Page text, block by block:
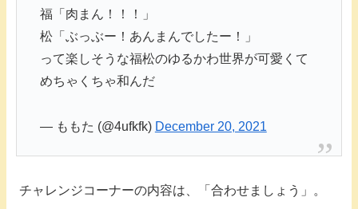
福「肉まん！！！」
松「ぶっぶー！あんまんでしたー！」
って楽しそうな福松のゆるかわ世界が可愛くて
めちゃくちゃ和んだ
— ももた (@4ufkfk) December 20, 2021
チャレンジコーナーの内容は、「合わせましょう」。